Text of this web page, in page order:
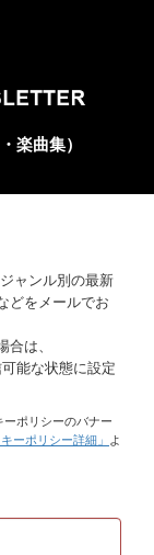
楽曲集）
ャンル別の最新
どをメールでお
は、
能な状態に設定
ポリシーのバナー
キーポリシー詳細」 よ